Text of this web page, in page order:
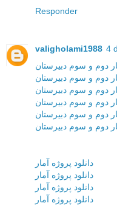
Responder
valigholami1988 4
دوم و سوم دبیرستان
دوم و سوم دبیرستان
دوم و سوم دبیرستان
دوم و سوم دبیرستان
دوم و سوم دبیرستان
دوم و سوم دبیرستان
دانلود پروژه آمار
دانلود پروژه آمار
دانلود پروژه آمار
دانلود پروژه آمار